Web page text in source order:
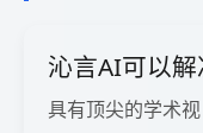
沁言AI可以解
具有顶尖的学术视